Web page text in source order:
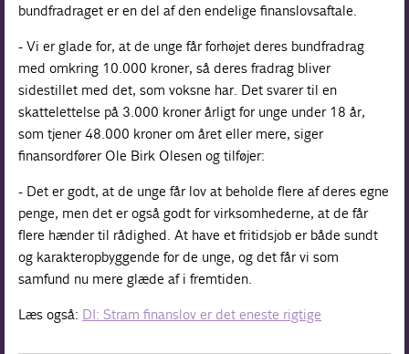
bundfradraget er en del af den endelige finanslovsaftale.
- Vi er glade for, at de unge får forhøjet deres bundfradrag
med omkring 10.000 kroner, så deres fradrag bliver
sidestillet med det, som voksne har. Det svarer til en
skattelettelse på 3.000 kroner årligt for unge under 18 år,
som tjener 48.000 kroner om året eller mere, siger
finansordfører Ole Birk Olesen og tilføjer:
- Det er godt, at de unge får lov at beholde flere af deres egne
penge, men det er også godt for virksomhederne, at de får
flere hænder til rådighed. At have et fritidsjob er både sundt
og karakteropbyggende for de unge, og det får vi som
samfund nu mere glæde af i fremtiden.
Læs også: DI: Stram finanslov er det eneste rigtige